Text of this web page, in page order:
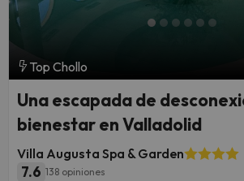
Top Chollo
Una escapada de
bienestar en Valladolid
Villa Augusta Spa & Garden
7.6 138 opiniones